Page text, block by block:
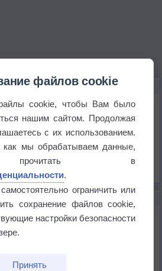
ВЬЕХО
6 августа
файлов cookie
cookie, чтобы Вам было
нашим сайтом. Продолжая
с их использованием.
мы обрабатываем данные,
в
.
ограничить или
сохранение файлов cookie,
настройки безопасности
Принять